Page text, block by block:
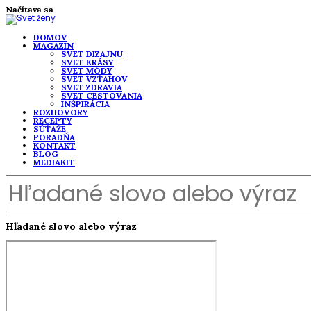
Načítava sa
DOMOV
MAGAZÍN
SVET DIZAJNU
SVET KRÁSY
SVET MÓDY
SVET VZŤAHOV
SVET ZDRAVIA
SVET CESTOVANIA
INŠPIRÁCIA
ROZHOVORY
RECEPTY
SÚŤAŽE
PORADŇA
KONTAKT
BLOG
MEDIAKIT
Hľadané slovo alebo výraz